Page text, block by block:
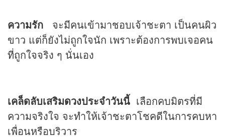
ความรัก จะมีคนเข้ามาชอบเจ้าชะตา เป็นคนผิว
ขาว แต่ก็ยังไม่ถูกใจนัก เพราะต้องการพบเจอคน
ที่ถูกใจจริง ๆ นั่นเอง
เคล็ดลับเสริมดวงประจำวันนี้ เลือกคบมิตรที่มี
ความจริงใจ จะทำให้เจ้าชะตาโชคดีในการคบหา
เพื่อนหรือบริวาร